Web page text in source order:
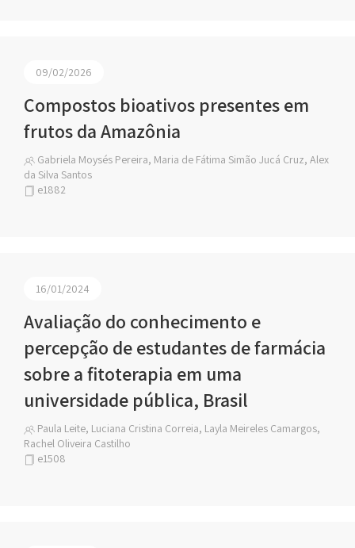
09/02/2026
Compostos bioativos presentes em
frutos da Amazônia
Gabriela Moysés Pereira, Maria de Fátima Simão Jucá Cruz, Alex
da Silva Santos
e1882
16/01/2024
Avaliação do conhecimento e
percepção de estudantes de farmácia
sobre a fitoterapia em uma
universidade pública, Brasil
Paula Leite, Luciana Cristina Correia, Layla Meireles Camargos,
Rachel Oliveira Castilho
e1508